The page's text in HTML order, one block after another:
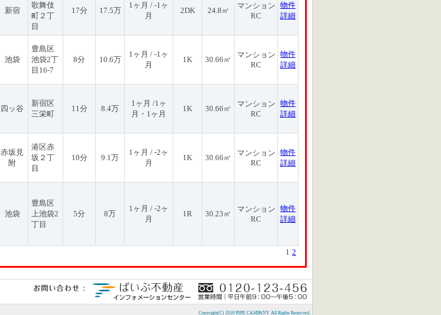
新宿
歌舞伎
町２丁
目
17分 17.5万
1ヶ月 / -1ヶ
月
2DK 24.8㎡
マンション
RC
物件
詳細
池袋
豊島区
池袋2丁
目16-7
8分 10.6万
1ヶ月 / -1ヶ
月
1K 30.66㎡
マンション
RC
物件
詳細
四ッ谷
新宿区
三栄町
11分 8.4万
1ヶ月 /1ヶ
月・1ヶ月
1K 30.66㎡
マンション
RC
物件
詳細
赤坂見
附
港区赤
坂２丁
目
10分 9.1万
1ヶ月 / -2ヶ
月
1K 30.66㎡
マンション
RC
物件
詳細
池袋
豊島区
上池袋2
丁目
5分 8万
1ヶ月 / -2ヶ
月
1R 30.23㎡
マンション
RC
物件
詳細
1 2
Copyright(C) 2010 PIPE CAMPANY All Rights Reserved.